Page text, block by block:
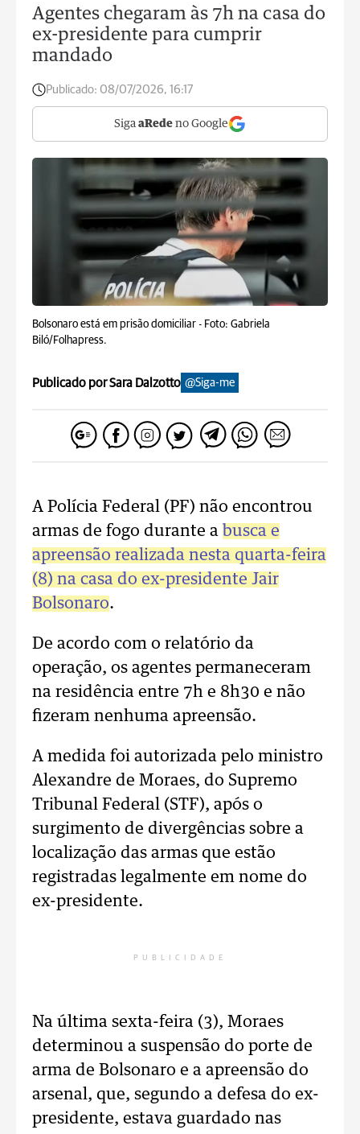
Agentes chegaram às 7h na casa do
ex-presidente para cumprir
mandado
Publicado: 08/07/2026, 16:17
Siga aRede no Google
Bolsonaro está em prisão domiciliar - Foto: Gabriela
Biló/Folhapress.
Publicado por Sara Dalzotto @Siga-me
A Polícia Federal (PF) não encontrou
armas de fogo durante a busca e
apreensão realizada nesta quarta-feira
(8) na casa do ex-presidente Jair
Bolsonaro.
De acordo com o relatório da
operação, os agentes permaneceram
na residência entre 7h e 8h30 e não
fizeram nenhuma apreensão.
A medida foi autorizada pelo ministro
Alexandre de Moraes, do Supremo
Tribunal Federal (STF), após o
surgimento de divergências sobre a
localização das armas que estão
registradas legalmente em nome do
ex-presidente.
PUBLICIDADE
Na última sexta-feira (3), Moraes
determinou a suspensão do porte de
arma de Bolsonaro e a apreensão do
arsenal, que, segundo a defesa do ex-
presidente, estava guardado nas